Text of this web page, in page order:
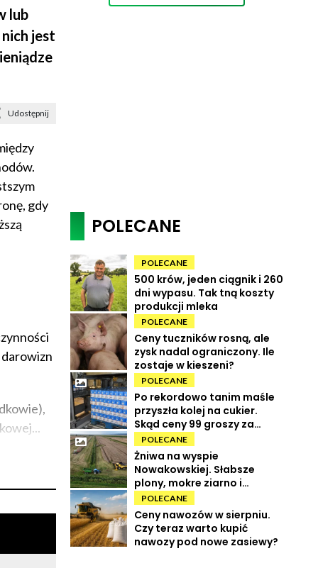
lub
jest
Udostępnij
gdy
POLECANE
POLECANE
500 krów, jeden ciągnik i 260
dni wypasu. Tak tną koszty
produkcji mleka
POLECANE
Ceny tuczników rosną, ale
zysk nadal ograniczony. Ile
zostaje w kieszeni?
POLECANE
Po rekordowo tanim maśle
przyszła kolej na cukier.
Skąd ceny 99 groszy za
kilogram?
POLECANE
Żniwa na wyspie
Nowakowskiej. Słabsze
plony, mokre ziarno i
wysokie koszty
POLECANE
Ceny nawozów w sierpniu.
Czy teraz warto kupić
nawozy pod nowe zasiewy?